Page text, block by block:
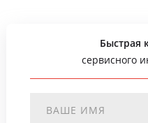
Быстрая
сервисного